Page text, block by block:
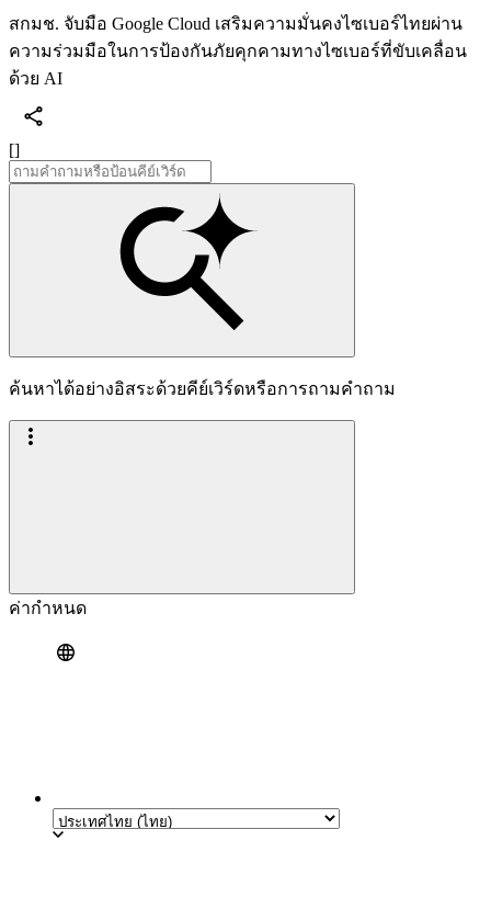
สกมช. จับมือ Google Cloud เสริมความมั่นคงไซเบอร์ไทยผ่าน
ความร่วมมือในการป้องกันภัยคุกคามทางไซเบอร์ที่ขับเคลื่อน
ด้วย AI
[]
ค้นหาได้อย่างอิสระด้วยคีย์เวิร์ดหรือการถามคำถาม
ค่ากำหนด